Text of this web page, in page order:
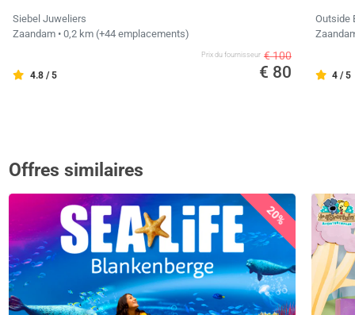
Siebel Juweliers
Zaandam • 0,2 km (+44 emplacements)
4.8 / 5
Prix ​​du fournisseur € 100
€ 80
Outside
4 / 5
Offres similaires
20%